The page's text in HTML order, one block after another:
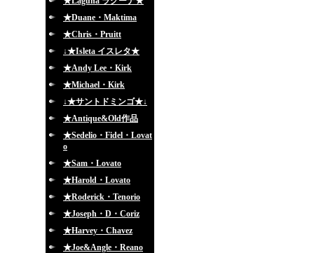
★Duane・Maktima
★Chris・Pruitt
↓★Isleta イスレタ★
★Andy Lee・Kirk
★Michael・Kirk
↓★サントドミンゴ★↓
★Antique&Old作品
★Sedelio・Fidel・Lovat
o
★Sam・Lovato
★Harold・Lovato
★Roderick・Tenorio
★Joseph・D・Coriz
★Harvey・Chavez
★Joe&Angle・Reano